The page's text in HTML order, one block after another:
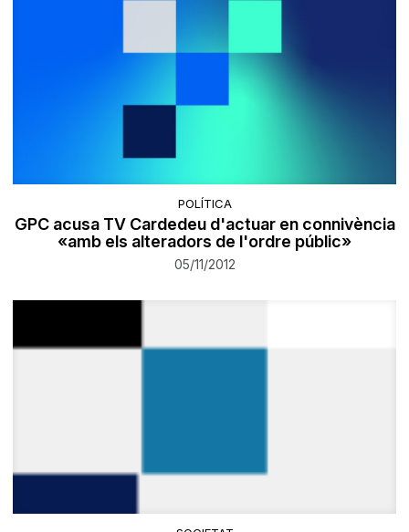
POLÍTICA
GPC acusa TV Cardedeu d'actuar en connivència
«amb els alteradors de l'ordre públic»
05/11/2012